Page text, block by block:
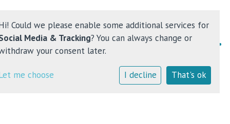
Home
Could we please enable some additional services for
Media & Tracking? You can always change or
your consent later.
me choose I decline That's ok